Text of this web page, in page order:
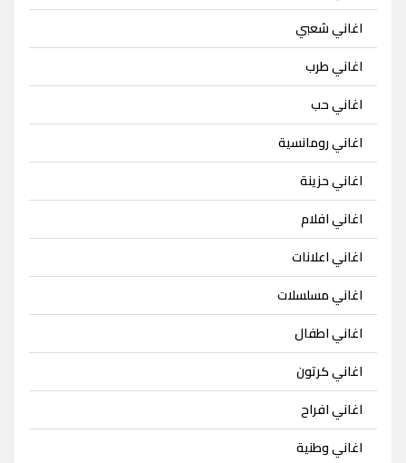
اغاني شعبي
اغاني طرب
اغاني حب
اغاني رومانسية
اغاني حزينة
اغاني افلام
اغاني اعلانات
اغاني مسلسلات
اغاني اطفال
اغاني كرتون
اغاني افراح
اغاني وطنية